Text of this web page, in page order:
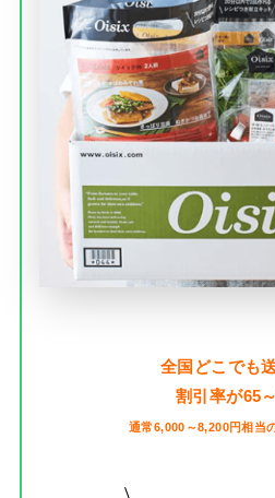
全国どこでも
割引率が65
通常6,000～8,200円相当